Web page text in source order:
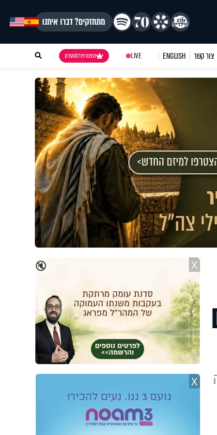
מתחזקים? דברו איתנו
צור קשר ENGLISH
LIVE הצטרפו למועדון
🔇 X
X